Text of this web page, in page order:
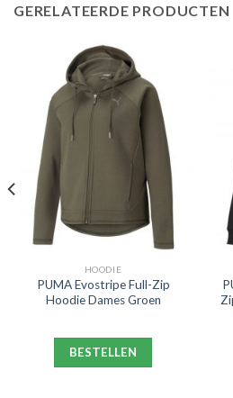
GERELATEERDE PRODUCTEN
HOODIE
PUMA Evostripe Full-Zip
Hoodie Dames Groen
BESTELLEN